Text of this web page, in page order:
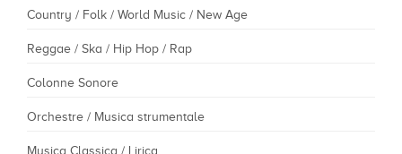
Country / Folk / World Music / New Age
Reggae / Ska / Hip Hop / Rap
Colonne Sonore
Orchestre / Musica strumentale
Musica Classica / Lirica